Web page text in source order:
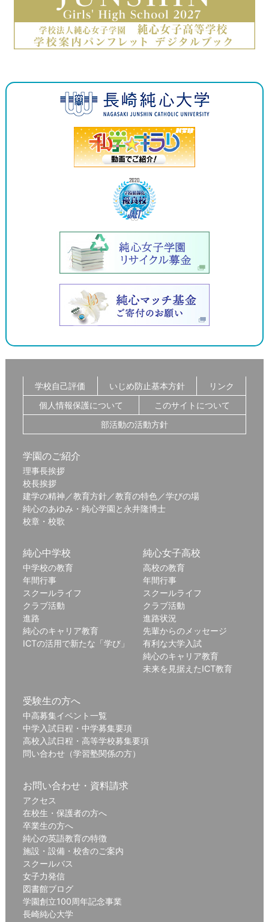
学校自己評価 いじめ防止基本方針
リンク
個人情報保護について
このサイトについて
部活動の活動方針
学園のご紹介
理事長挨拶
校長挨拶
建学の精神／教育方針／教育の特色／学びの場
純心のあゆみ・純心学園と永井隆博士
校章・校歌
純心中学校
中学校の教育
年間行事
スクールライフ
クラブ活動
進路
純心のキャリア教育
ICTの活用で新たな「学び」
純心女子高校
高校の教育
年間行事
スクールライフ
クラブ活動
進路状況
先輩からのメッセージ
有利な大学入試
純心のキャリア教育
未来を見据えたICT教育
受験生の方へ
中高募集イベント一覧
中学入試日程・中学募集要項
高校入試日程・高等学校募集要項
問い合わせ（学習塾関係の方）
お問い合わせ・資料請求
アクセス
在校生・保護者の方へ
卒業生の方へ
純心の英語教育の特徴
施設・設備・校舎のご案内
スクールバス
女子力発信
図書館ブログ
学園創立100周年記念事業
長崎純心大学